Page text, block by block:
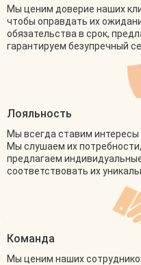
Мы ценим доверие наших
чтобы оправдать их
обязательства в срок,
гарантируем безупречный
Лояльность
Мы всегда ставим интересы
Мы слушаем их
предлагаем
соответствовать их
Команда
Мы ценим наших